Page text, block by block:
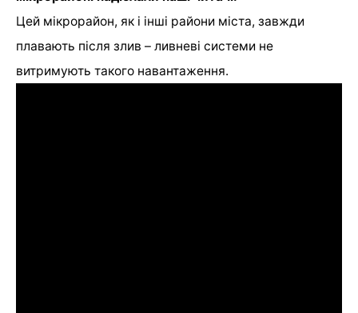
Цей мікрорайон, як і інші райони міста, завжди
плавають після злив – ливневі системи не
витримують такого навантаження.